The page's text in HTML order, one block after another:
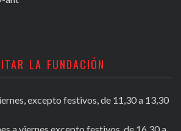
LA FUNDACIÓN
excepto festivos, de 11,30 a 13,30